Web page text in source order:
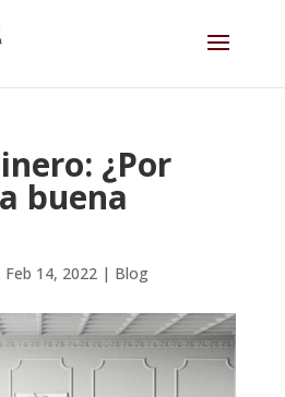
¿Por
buena
Feb 14, 2022| Blog